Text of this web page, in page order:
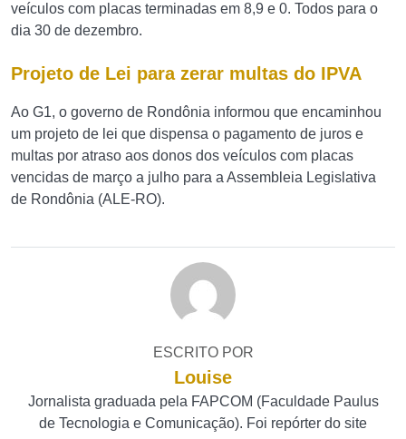
veículos com placas terminadas em 8,9 e 0. Todos para o
dia 30 de dezembro.
Projeto de Lei para zerar multas do IPVA
Ao G1, o governo de Rondônia informou que encaminhou
um projeto de lei que dispensa o pagamento de juros e
multas por atraso aos donos dos veículos com placas
vencidas de março a julho para a Assembleia Legislativa
de Rondônia (ALE-RO).
ESCRITO POR
Louise
Jornalista graduada pela FAPCOM (Faculdade Paulus
de Tecnologia e Comunicação). Foi repórter do site